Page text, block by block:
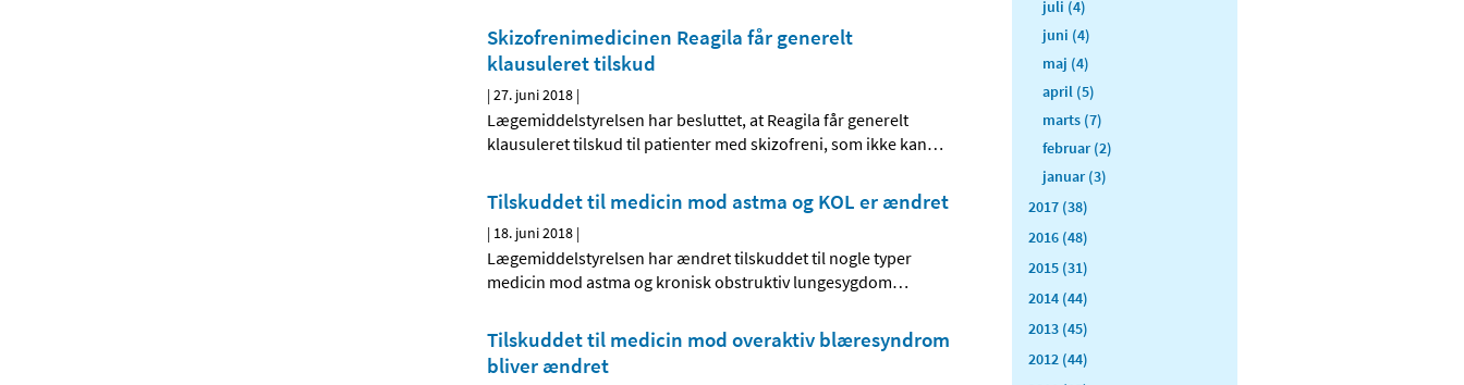
Skizofrenimedicinen Reagila får generelt
klausuleret tilskud
|27. juni 2018 |
Lægemiddelstyrelsen har besluttet, at Reagila får generelt
klausuleret tilskud til patienter med skizofreni, som ikke kan…
Tilskuddet til medicin mod astma og KOL er ændret
| 18. juni 2018 |
Lægemiddelstyrelsen har ændret tilskuddet til nogle typer
medicin mod astma og kronisk obstruktiv lungesygdom…
Tilskuddet til medicin mod overaktiv blæresyndrom
bliver ændret
juli (4)
juni (4)
maj (4)
april (5)
marts (7)
februar (2)
januar (3)
2017 (38)
2016 (48)
2015 (31)
2014 (44)
2013 (45)
2012 (44)